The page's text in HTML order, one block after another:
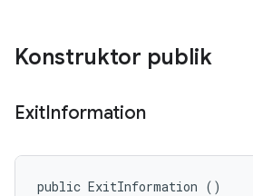
Konstruktor publik
ExitInformation
public ExitInformation ()